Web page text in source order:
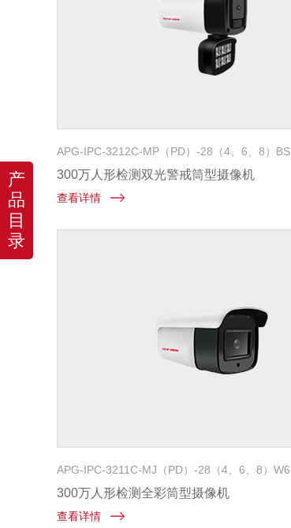
APG-IPC-3212C-MP（PD）-28（4、6、8）BS
300万人形检测双光警戒筒型摄像机
查看详情
APG-IPC-3211C-MJ（PD）-28（4、6、8）W6
300万人形检测全彩筒型摄像机
查看详情
产
品
目
录